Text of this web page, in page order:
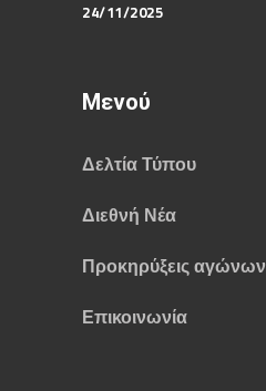
24/11/2025
Μενού
Δελτία Τύπου
Διεθνή Νέα
Προκηρύξεις αγώνων
Επικοινωνία